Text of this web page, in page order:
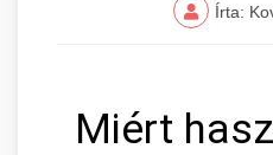
Írta:
Miért